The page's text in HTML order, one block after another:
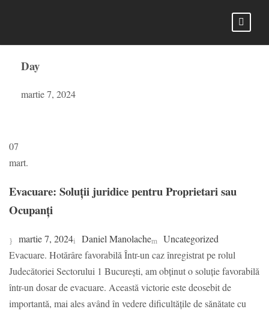
Day
martie 7, 2024
07
mart.
Evacuare: Soluții juridice pentru Proprietari sau
Ocupanți
martie 7, 2024 Daniel Manolache
Uncategorized
Evacuare. Hotărâre favorabilă Într-un caz înregistrat pe rolul
Judecătoriei Sectorului 1 București, am obținut o soluție favorabilă
într-un dosar de evacuare. Această victorie este deosebit de
importantă, mai ales având în vedere dificultățile de sănătate cu